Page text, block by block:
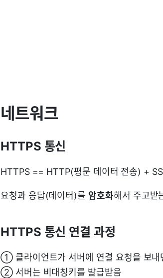
네트워크
HTTPS 통신
HTTPS == HTTP(평문 데이터 전송) +
요청과 응답(데이터)를암호화해서 주고받
HTTPS 통신 연결 과정
① 클라이언트가 서버에 연결 요청을 보내
② 서버는 비대칭키를 발급받음